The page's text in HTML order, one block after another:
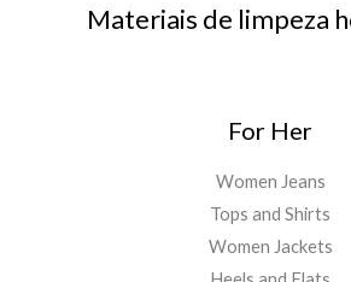
Materiais de limpeza
For Her
Women Jeans
Tops and Shirts
Women Jackets